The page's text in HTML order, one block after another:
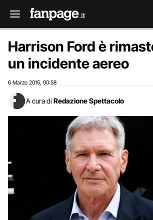
Harrison Ford è
un incidente aereo
6 Marzo 2015 00:58
A cura di Redazione Spettacolo